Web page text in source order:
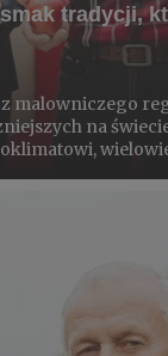
tradycji,
z malowniczego
na